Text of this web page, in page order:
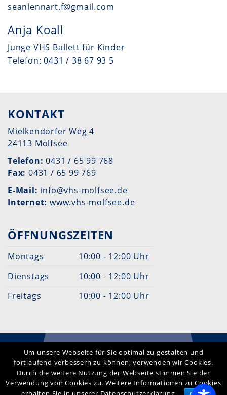
seanlennart.f@gmail.com
Anja Koall
Junge VHS Ballett für Kinder
Telefon: 0431 / 38 67 93 5
KONTAKT
Mielkendorfer Weg 4
24113 Molfsee
Telefon: 0431 / 65 99 768
Fax: 0431 / 65 99 769
E-Mail: info@vhs-molfsee.de
Internet: www.vhs-molfsee.de
ÖFFNUNGSZEITEN
Montags
10:00 - 12:00 Uhr
Dienstags
10:00 - 12:00 Uhr
Freitags
10:00 - 12:00 Uhr
Datenschutzerklärung
Seitenanfang
Druckversion
Um unsere Webseite für Sie optimal zu gestalten und
fortlaufend verbessern zu können, verwenden wir Cookies.
Durch die weitere Nutzung der Webseite stimmen Sie der
Verwendung von Cookies zu. Weitere Informationen zu Cookies